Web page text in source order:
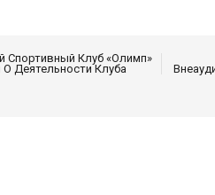
Спортивный Клуб «Олимп»
Деятельности Клуба